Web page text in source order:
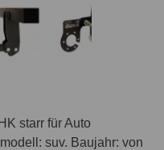
starr für Auto
suv. Baujahr: von